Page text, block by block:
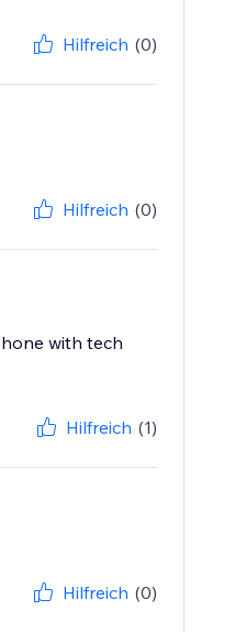
Hilfreich (0)
Hilfreich (0)
with tech
Hilfreich (1)
Hilfreich (0)